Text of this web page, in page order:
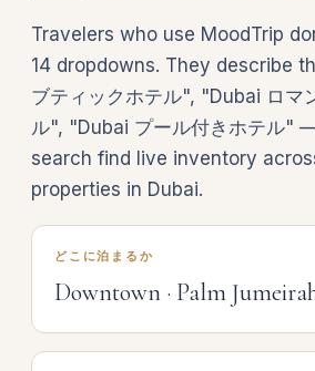
Travelers who use MoodTrip
14 dropdowns. They describe
ブティックホテル", "Dubai ロマ
ル", "Dubai プール付きホテル"
search find live inventory
properties in Dubai.
どこに泊まるか
Downtown · Palm